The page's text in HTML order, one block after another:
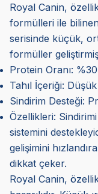
Royal Canin,
formülleri ile
serisinde küçük,
formüller
Protein Oranı: %30
Tahıl İçeriği: Düşük
Sindirim Desteği:
Özellikleri:
sistemini
gelişimini
dikkat çeker.
Royal Canin,